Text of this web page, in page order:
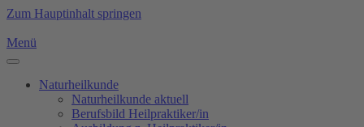
Zum Hauptinhalt springen
Menü
Naturheilkunde
Naturheilkunde aktuell
Berufsbild Heilpraktiker/in